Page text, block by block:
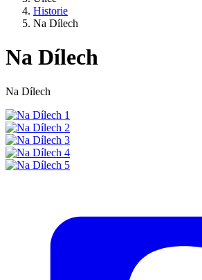
Historie
Na Dílech
Na Dílech
Na Dílech